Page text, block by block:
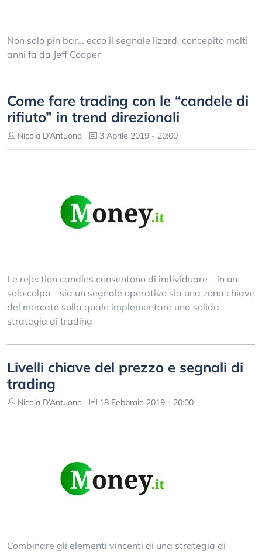
Non solo pin bar… ecco il segnale lizard, concepito molti
anni fa da Jeff Cooper
Come fare trading con le “candele di
rifiuto” in trend direzionali
Nicola D’Antuono 3 Aprile 2019 - 20:00
Le rejection candles consentono di individuare – in un
solo colpo – sia un segnale operativo sia una zona chiave
del mercato sulla quale implementare una solida
strategia di trading
Livelli chiave del prezzo e segnali di
trading
Nicola D’Antuono 18 Febbraio 2019 - 20:00
Combinare gli elementi vincenti di una strategia di